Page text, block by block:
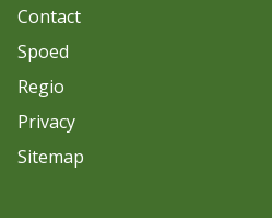
Contact
Spoed
Regio
Privacy
Sitemap